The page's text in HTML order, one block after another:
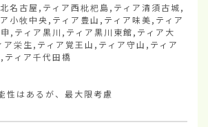
名古屋,ティア西枇杷島,ティア清須古城,
小牧中央,ティア豊山,ティア味美,ティア
,ティア黒川,ティア黒川東館,ティア大
栄生,ティア覚王山,ティア守山,ティア
ィア千代田橋
性はあるが、最大限考慮